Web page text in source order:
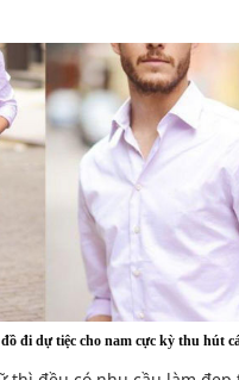
đi dự tiệc cho nam cực kỳ thu hút